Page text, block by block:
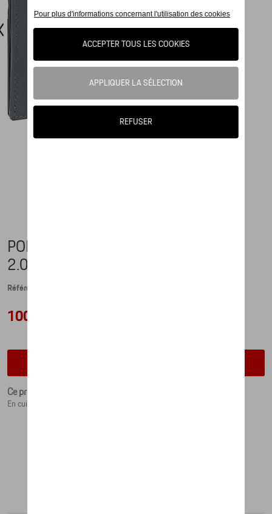
PORTEFEUILLE À RABAT – HERITAGE
2.0
Référence: WAP0301500PFBW
100,66 €
Ce produit n'est actuellement pas de stock
En cuir de vachette.